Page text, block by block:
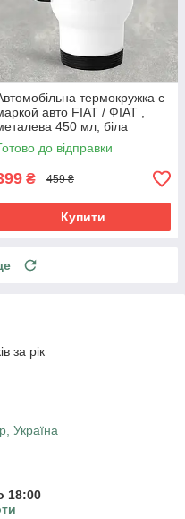
термокружка с
авто FIAT / ФIАТ ,
450 мл, біла
до відправки
₴ 459 ₴
Купити
за рік
Україна
18:00